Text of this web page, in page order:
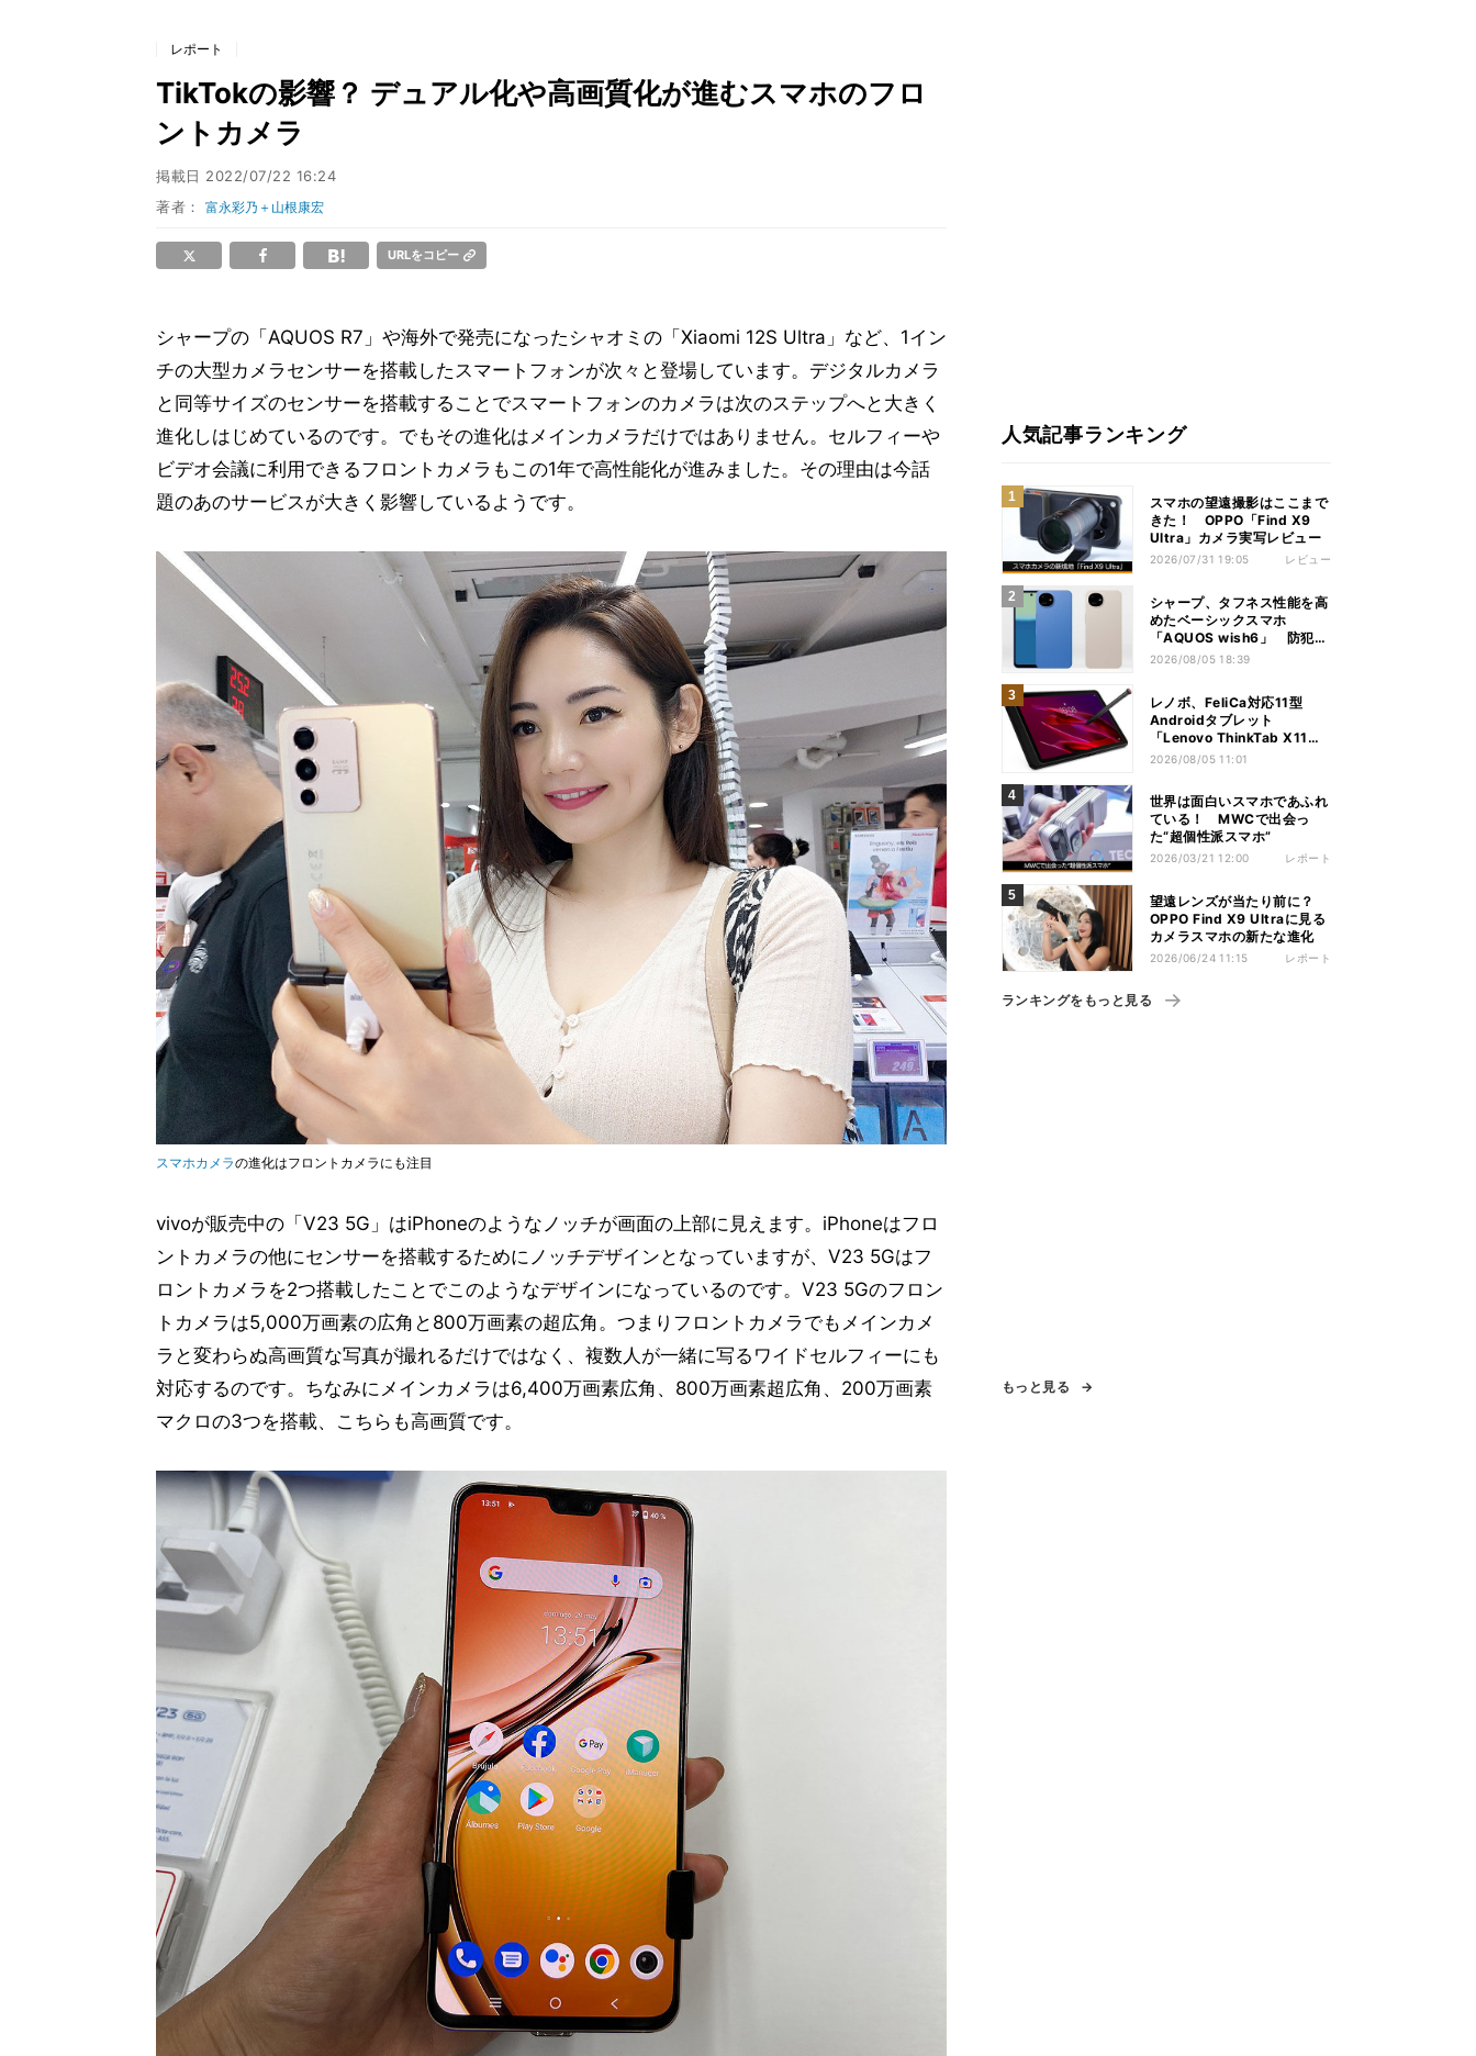
レポート
TikTokの影響？ デュアル化や高画質化が進むスマホのフロ
ントカメラ
掲載日 2022/07/22 16:24
著者：富永彩乃＋山根康宏
URLをコピー
シャープの「AQUOS R7」や海外で発売になったシャオミの「Xiaomi 12S Ultra」など、1イン
チの大型カメラセンサーを搭載したスマートフォンが次々と登場しています。デジタルカメラ
と同等サイズのセンサーを搭載することでスマートフォンのカメラは次のステップへと大きく
進化しはじめているのです。でもその進化はメインカメラだけではありません。セルフィーや
ビデオ会議に利用できるフロントカメラもこの1年で高性能化が進みました。その理由は今話
題のあのサービスが大きく影響しているようです。
スマホカメラの進化はフロントカメラにも注目
vivoが販売中の「V23 5G」はiPhoneのようなノッチが画面の上部に見えます。iPhoneはフロ
ントカメラの他にセンサーを搭載するためにノッチデザインとなっていますが、V23 5Gはフ
ロントカメラを2つ搭載したことでこのようなデザインになっているのです。V23 5Gのフロン
トカメラは5,000万画素の広角と800万画素の超広角。つまりフロントカメラでもメインカメ
ラと変わらぬ高画質な写真が撮れるだけではなく、複数人が一緒に写るワイドセルフィーにも
対応するのです。ちなみにメインカメラは6,400万画素広角、800万画素超広角、200万画素
マクロの3つを搭載、こちらも高画質です。
人気記事ランキング
スマホの望遠撮影はここまで
きた！ OPPO「Find X9
Ultra」カメラ実写レビュー
2026/07/31 19:05 レビュー
シャープ、タフネス性能を高
めたベーシックスマホ
「AQUOS wish6」 防犯性
能も充実
2026/08/05 18:39
レノボ、FeliCa対応11型
Androidタブレット
「Lenovo ThinkTab X11
Gen 1」
2026/08/05 11:01
世界は面白いスマホであふれ
ている！ MWCで出会っ
た“超個性派スマホ”
2026/03/21 12:00 レポート
望遠レンズが当たり前に？
OPPO Find X9 Ultraに見る
カメラスマホの新たな進化
2026/06/24 11:15 レポート
ランキングをもっと見る
もっと見る